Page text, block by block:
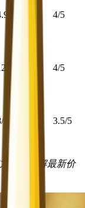
月 4/5
月 4/5
月 3.5/5
网站了解最新价